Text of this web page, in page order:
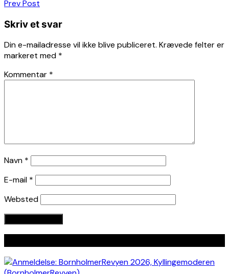
Indlægsnavigation
Prev Post
Skriv et svar
Din e-mailadresse vil ikke blive publiceret. Krævede felter er
markeret med *
Kommentar *
Navn *
E-mail *
Websted